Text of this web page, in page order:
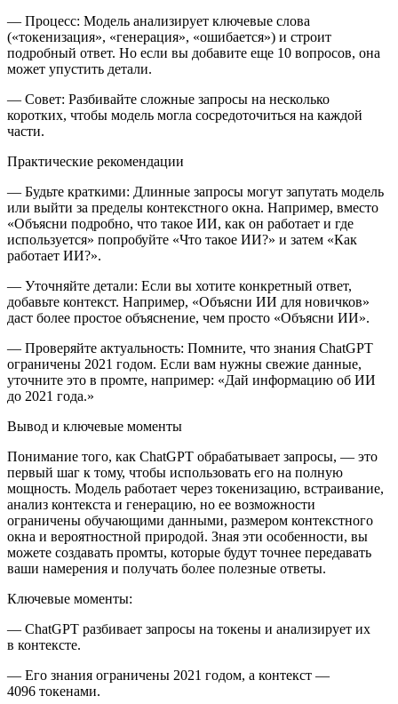
— Процесс: Модель анализирует ключевые слова
(«токенизация», «генерация», «ошибается») и строит
подробный ответ. Но если вы добавите еще 10 вопросов, она
может упустить детали.
— Совет: Разбивайте сложные запросы на несколько
коротких, чтобы модель могла сосредоточиться на каждой
части.
Практические рекомендации
— Будьте краткими: Длинные запросы могут запутать модель
или выйти за пределы контекстного окна. Например, вместо
«Объясни подробно, что такое ИИ, как он работает и где
используется» попробуйте «Что такое ИИ?» и затем «Как
работает ИИ?».
— Уточняйте детали: Если вы хотите конкретный ответ,
добавьте контекст. Например, «Объясни ИИ для новичков»
даст более простое объяснение, чем просто «Объясни ИИ».
— Проверяйте актуальность: Помните, что знания ChatGPT
ограничены 2021 годом. Если вам нужны свежие данные,
уточните это в промте, например: «Дай информацию об ИИ
до 2021 года.»
Вывод и ключевые моменты
Понимание того, как ChatGPT обрабатывает запросы, — это
первый шаг к тому, чтобы использовать его на полную
мощность. Модель работает через токенизацию, встраивание,
анализ контекста и генерацию, но ее возможности
ограничены обучающими данными, размером контекстного
окна и вероятностной природой. Зная эти особенности, вы
можете создавать промты, которые будут точнее передавать
ваши намерения и получать более полезные ответы.
Ключевые моменты:
— ChatGPT разбивает запросы на токены и анализирует их
в контексте.
— Его знания ограничены 2021 годом, а контекст —
4096 токенами.